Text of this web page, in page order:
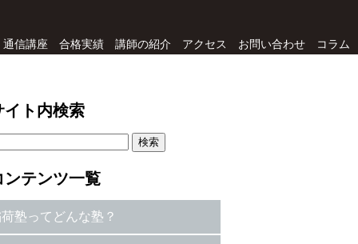
通信講座 合格実績 講師の紹介 アクセス お問い合わせ コラム
イト内検索
ンテンツ一覧
塾ってどんな塾？